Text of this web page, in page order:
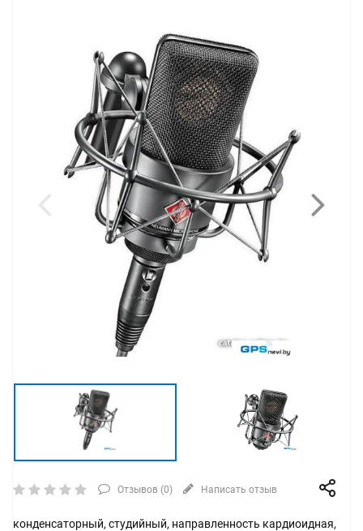
Отзывов (0) Написать отзыв
конденсаторный, студийный, направленность кардиоидная,